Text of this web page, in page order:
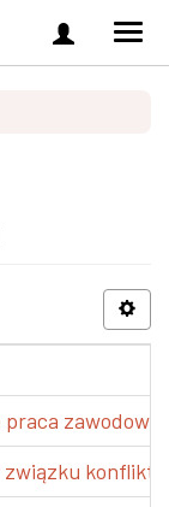
Zaloguj
się
konflikt